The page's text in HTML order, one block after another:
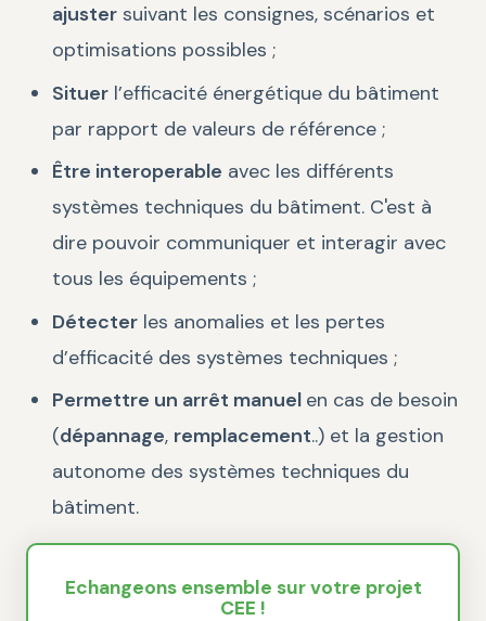
ajuster suivant les consignes, scénarios et
optimisations possibles ;
Situer l’efficacité énergétique du bâtiment
par rapport de valeurs de référence ;
Être interoperable avec les différents
systèmes techniques du bâtiment. C'est à
dire pouvoir communiquer et interagir avec
tous les équipements ;
Détecter les anomalies et les pertes
d’efficacité des systèmes techniques ;
Permettre un arrêt manuel en cas de besoin
(dépannage, remplacement..) et la gestion
autonome des systèmes techniques du
bâtiment.
Echangeons ensemble sur votre projet
CEE !